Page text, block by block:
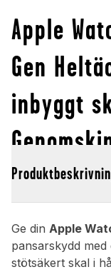
Apple
Gen
inbyggt
Ge din Apple
pansarskydd
stötsäkert skal i